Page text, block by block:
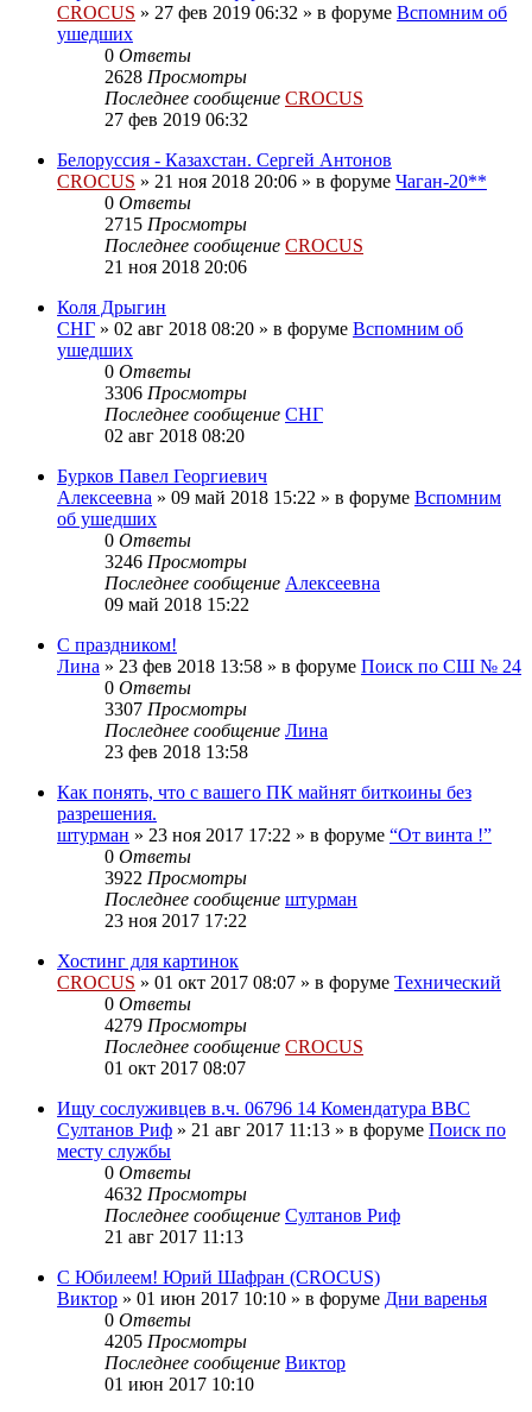
CROCUS » 27 фев 2019 06:32 » в форуме Вспомним об
ушедших
0 Ответы
2628 Просмотры
Последнее сообщение CROCUS
27 фев 2019 06:32
Белоруссия - Казахстан. Сергей Антонов
CROCUS » 21 ноя 2018 20:06 » в форуме Чаган-20**
0 Ответы
2715 Просмотры
Последнее сообщение CROCUS
21 ноя 2018 20:06
Коля Дрыгин
СНГ » 02 авг 2018 08:20 » в форуме Вспомним об
ушедших
0 Ответы
3306 Просмотры
Последнее сообщение СНГ
02 авг 2018 08:20
Бурков Павел Георгиевич
Алексеевна » 09 май 2018 15:22 » в форуме Вспомним
об ушедших
0 Ответы
3246 Просмотры
Последнее сообщение Алексеевна
09 май 2018 15:22
С праздником!
Лина » 23 фев 2018 13:58 » в форуме Поиск по СШ № 24
0 Ответы
3307 Просмотры
Последнее сообщение Лина
23 фев 2018 13:58
Как понять, что с вашего ПК майнят биткоины без
разрешения.
штурман » 23 ноя 2017 17:22 » в форуме “От винта !”
0 Ответы
3922 Просмотры
Последнее сообщение штурман
23 ноя 2017 17:22
Хостинг для картинок
CROCUS » 01 окт 2017 08:07 » в форуме Технический
0 Ответы
4279 Просмотры
Последнее сообщение CROCUS
01 окт 2017 08:07
Ищу сослуживцев в.ч. 06796 14 Комендатура ВВС
Султанов Риф » 21 авг 2017 11:13 » в форуме Поиск по
месту службы
0 Ответы
4632 Просмотры
Последнее сообщение Султанов Риф
21 авг 2017 11:13
С Юбилеем! Юрий Шафран (CROCUS)
Виктор » 01 июн 2017 10:10 » в форуме Дни варенья
0 Ответы
4205 Просмотры
Последнее сообщение Виктор
01 июн 2017 10:10